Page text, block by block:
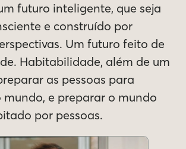
futuro inteligente, que seja
e construído por
Um futuro feito de
Habitabilidade, além de um
as pessoas para
e preparar o mundo
por pessoas.